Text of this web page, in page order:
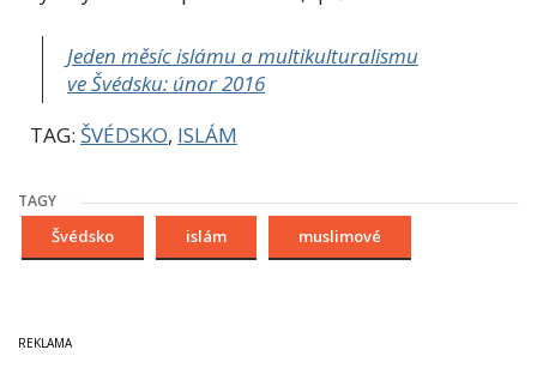
Jeden měsíc islámu a multikulturalismu
ve Švédsku: únor 2016
TAG: ŠVÉDSKO, ISLÁM
TAGY
Švédsko islám muslimové